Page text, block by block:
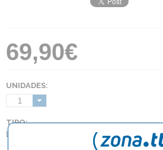
69,90€
UNIDADES:
1
TIPO:
Lisas